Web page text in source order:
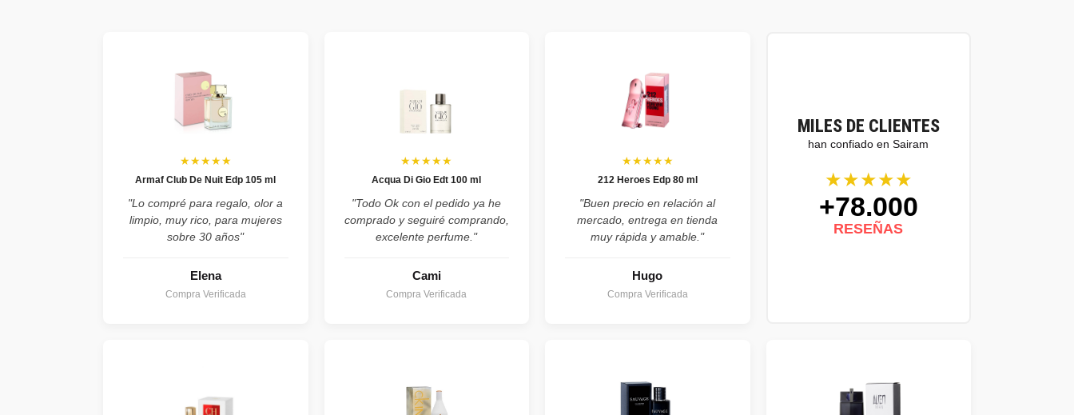
MILES DE CLIENTES
han confiado en Sairam
★★★★★
+78.000
RESEÑAS
★★★★★
Armaf Club De Nuit Edp 105 ml
"Lo compré para regalo, olor a
limpio, muy rico, para mujeres
sobre 30 años"
Elena
Compra Verificada
★★★★★
Acqua Di Gio Edt 100 ml
"Todo Ok con el pedido ya he
comprado y seguiré comprando,
excelente perfume."
Cami
Compra Verificada
★★★★★
212 Heroes Edp 80 ml
"Buen precio en relación al
mercado, entrega en tienda
muy rápida y amable."
Hugo
Compra Verificada